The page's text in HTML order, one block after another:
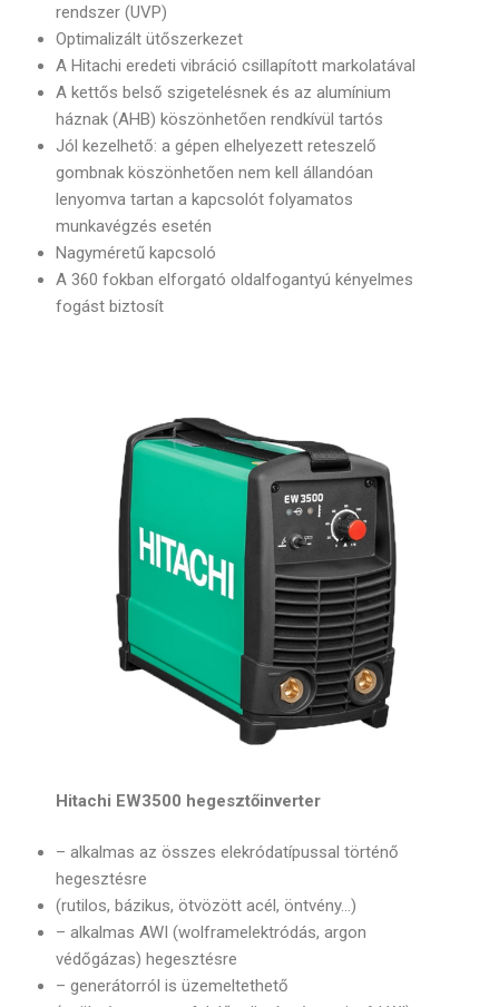
rendszer (UVP)
Optimalizált ütőszerkezet
A Hitachi eredeti vibráció csillapított markolatával
A kettős belső szigetelésnek és az alumínium
háznak (AHB) köszönhetően rendkívül tartós
Jól kezelhető: a gépen elhelyezett reteszelő
gombnak köszönhetően nem kell állandóan
lenyomva tartan a kapcsolót folyamatos
munkavégzés esetén
Nagyméretű kapcsoló
A 360 fokban elforgató oldalfogantyú kényelmes
fogást biztosít
Hitachi EW3500 hegesztőinverter
– alkalmas az összes elekródatípussal történő
hegesztésre
(rutilos, bázikus, ötvözött acél, öntvény…)
– alkalmas AWI (wolframelektródás, argon
védőgázas) hegesztésre
– generátorról is üzemeltethető